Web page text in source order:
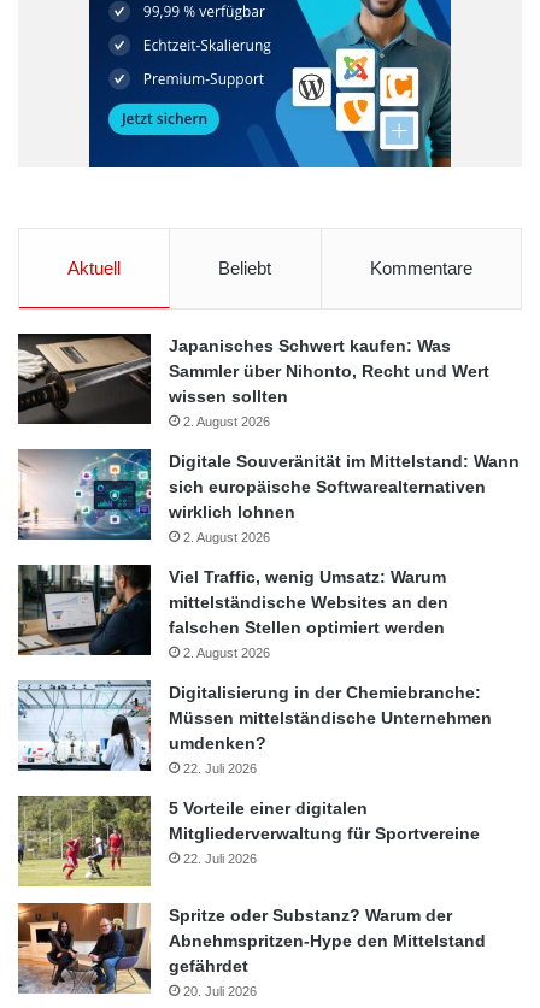
Aktuell Beliebt Kommentare
Japanisches Schwert kaufen: Was
Sammler über Nihonto, Recht und Wert
wissen sollten
2. August 2026
Digitale Souveränität im Mittelstand: Wann
sich europäische Softwarealternativen
wirklich lohnen
2. August 2026
Viel Traffic, wenig Umsatz: Warum
mittelständische Websites an den
falschen Stellen optimiert werden
2. August 2026
Digitalisierung in der Chemiebranche:
Müssen mittelständische Unternehmen
umdenken?
22. Juli 2026
5 Vorteile einer digitalen
Mitgliederverwaltung für Sportvereine
22. Juli 2026
Spritze oder Substanz? Warum der
Abnehmspritzen-Hype den Mittelstand
gefährdet
20. Juli 2026